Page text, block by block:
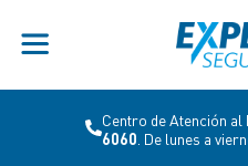
Centro de Atención
6060 . De lunes a